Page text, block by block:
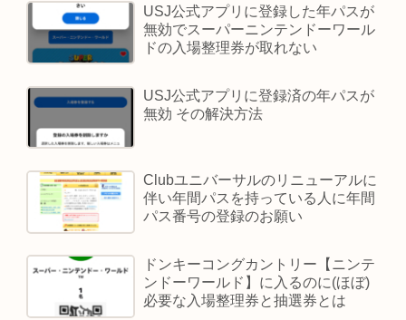
USJ公式アプリに登録した年パスが
無効でスーパーニンテンドーワール
ドの入場整理券が取れない
USJ公式アプリに登録済の年パスが
無効 その解決方法
Clubユニバーサルのリニューアルに
伴い年間パスを持っている人に年間
パス番号の登録のお願い
ドンキーコングカントリー【ニンテ
ンドーワールド】に入るのに(ほぼ)
必要な入場整理券と抽選券とは